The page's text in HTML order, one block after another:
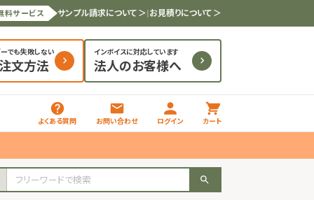
料サービス サンプル請求について ＞|お見積りについて ＞
でも失敗しない
文方法
インボイスに対応しています
法人のお客様へ
よくある質問 お問い合わせ ログイン カート